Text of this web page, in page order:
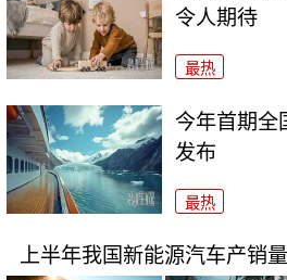
令人期待
最热
今年首期全
发布
最热
上半年我国新能源汽车产销